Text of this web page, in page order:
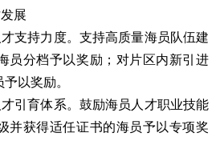
展
才支持力度。 支持高质量海员队伍建
员分档予以奖励； 对片区内新引进
予以奖励。
才引育体系。 鼓励海员人才职业技能
并获得适任证书的海员予以专项奖